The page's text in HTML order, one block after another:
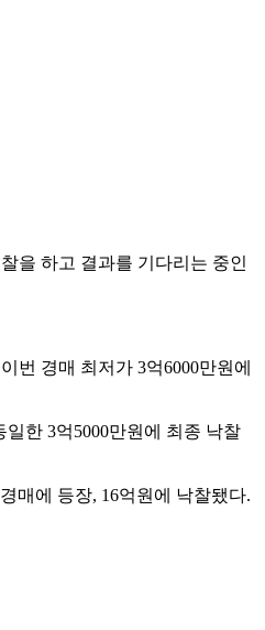
을 하고 결과를 기다리는 중인
번 경매 최저가 3억6000만원에
한 3억5000만원에 최종 낙찰
매에 등장, 16억원에 낙찰됐다.